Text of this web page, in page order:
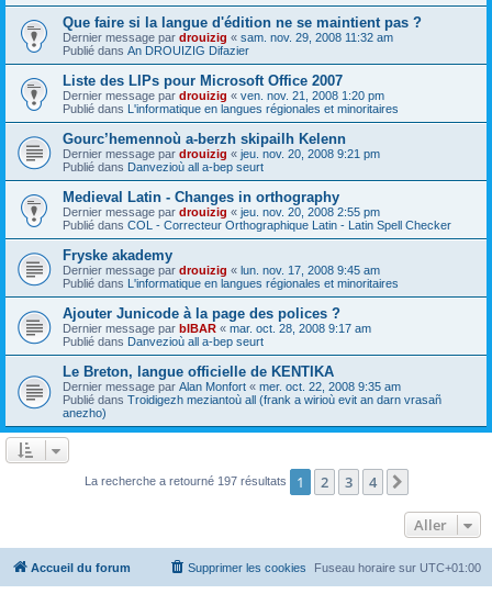
Que faire si la langue d'édition ne se maintient pas ?
Dernier message par drouizig « sam. nov. 29, 2008 11:32 am
Publié dans An DROUIZIG Difazier
Liste des LIPs pour Microsoft Office 2007
Dernier message par drouizig « ven. nov. 21, 2008 1:20 pm
Publié dans L'informatique en langues régionales et minoritaires
Gourc’hemennoù a-berzh skipailh Kelenn
Dernier message par drouizig « jeu. nov. 20, 2008 9:21 pm
Publié dans Danvezioù all a-bep seurt
Medieval Latin - Changes in orthography
Dernier message par drouizig « jeu. nov. 20, 2008 2:55 pm
Publié dans COL - Correcteur Orthographique Latin - Latin Spell Checker
Fryske akademy
Dernier message par drouizig « lun. nov. 17, 2008 9:45 am
Publié dans L'informatique en langues régionales et minoritaires
Ajouter Junicode à la page des polices ?
Dernier message par bIBAR « mar. oct. 28, 2008 9:17 am
Publié dans Danvezioù all a-bep seurt
Le Breton, langue officielle de KENTIKA
Dernier message par Alan Monfort « mer. oct. 22, 2008 9:35 am
Publié dans Troidigezh meziantoù all (frank a wirioù evit an darn vrasañ
anezho)
La recherche a retourné 197 résultats 1 2 3 4
Aller
Accueil du forum Fuseau horaire sur UTC+01:00
Supprimer les cookies